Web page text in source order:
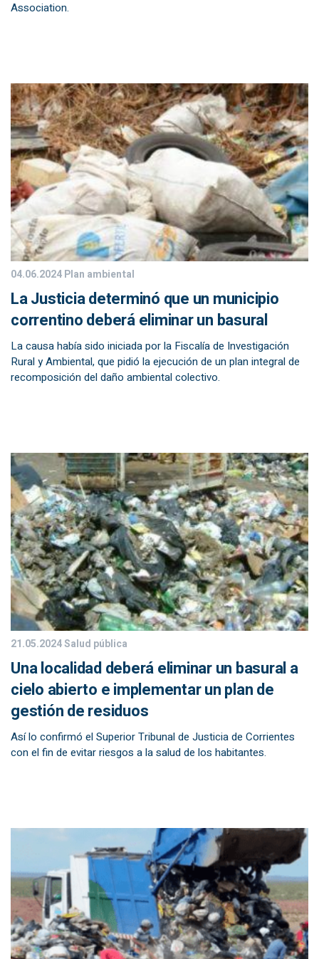
Association.
04.06.2024Plan ambiental
La Justicia determinó que un municipio
correntino deberá eliminar un basural
La causa había sido iniciada por la Fiscalía de Investigación
Rural y Ambiental, que pidió la ejecución de un plan integral de
recomposición del daño ambiental colectivo.
21.05.2024Salud pública
Una localidad deberá eliminar un basural a
cielo abierto e implementar un plan de
gestión de residuos
Así lo confirmó el Superior Tribunal de Justicia de Corrientes
con el fin de evitar riesgos a la salud de los habitantes.